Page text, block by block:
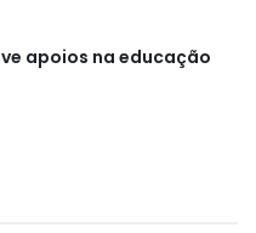
apoios na educação